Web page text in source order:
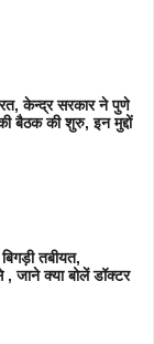
केन्द्र सरकार ने पुणे
बैठक की शुरु, इन मुद्दों
तबीयत,
जाने क्या बोलें डॉक्टर